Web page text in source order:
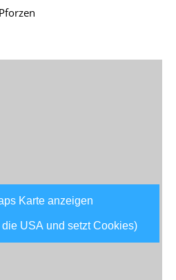
Karte anzeigen
USA und setzt Cookies)